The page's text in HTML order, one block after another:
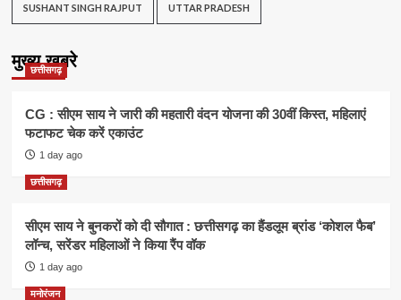
SUSHANT SINGH RAJPUT UTTAR PRADESH
मुख्य खबरे
छत्तीसगढ़
CG : सीएम साय ने जारी की महतारी वंदन योजना की 30वीं किस्त, महिलाएं
फटाफट चेक करें एकाउंट
1 day ago
छत्तीसगढ़
सीएम साय ने बुनकरों को दी सौगात : छत्तीसगढ़ का हैंडलूम ब्रांड ‘कोशल फैब’
लॉन्च, सरेंडर महिलाओं ने किया रैंप वॉक
1 day ago
मनोरंजन